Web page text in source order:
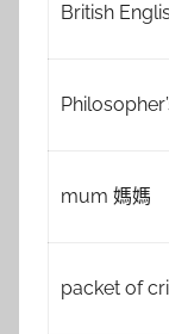
British
mum 媽媽
packet of